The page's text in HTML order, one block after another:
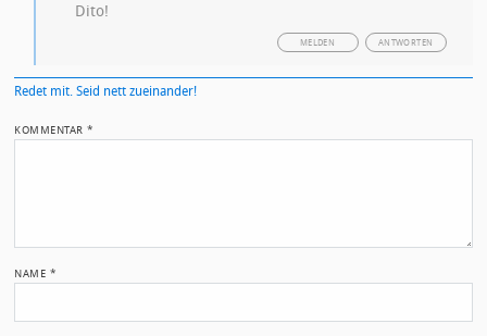
Dito!
ANTWORTEN
MELDEN
Redet mit. Seid nett zueinander!
KOMMENTAR*
NAME *